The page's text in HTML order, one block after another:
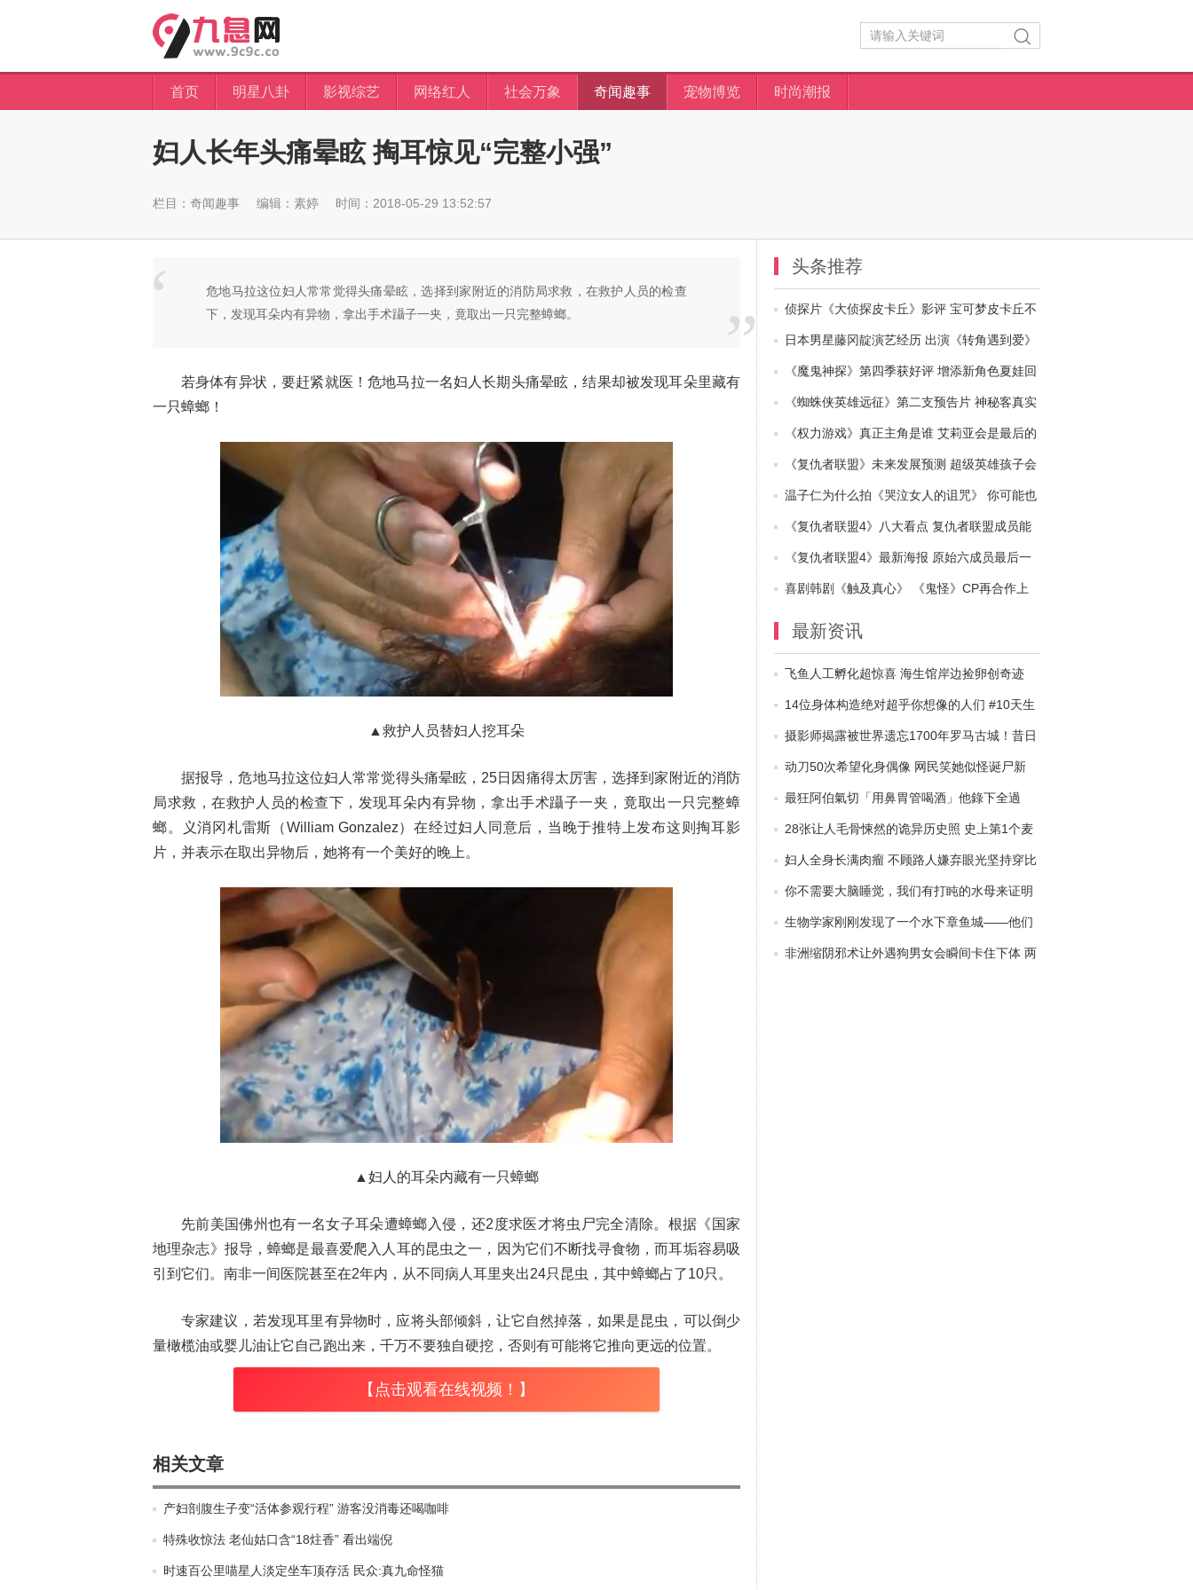
首页 明星八卦 影视综艺 网络红人 社会万象 奇闻趣事 宠物博览 时尚潮报
妇人长年头痛晕眩 掏耳惊见“完整小强”
栏目： 奇闻趣事 编辑：素婷 时间：2018-05-29 13:52:57
危地马拉这位妇人常常觉得头痛晕眩，选择到家附近的消防局求救，在救护人员的检查
下，发现耳朵内有异物，拿出手术躡子一夹，竟取出一只完整蟑螂。
若身体有异状，要赶紧就医！危地马拉一名妇人长期头痛晕眩，结果却被发现耳朵里藏有
一只蟑螂！
▲救护人员替妇人挖耳朵
据报导，危地马拉这位妇人常常觉得头痛晕眩，25日因痛得太厉害，选择到家附近的消防
局求救，在救护人员的检查下，发现耳朵内有异物，拿出手术躡子一夹，竟取出一只完整蟑
螂。义消冈札雷斯（William Gonzalez）在经过妇人同意后，当晚于推特上发布这则掏耳影
片，并表示在取出异物后，她将有一个美好的晚上。
▲妇人的耳朵内藏有一只蟑螂
先前美国佛州也有一名女子耳朵遭蟑螂入侵，还2度求医才将虫尸完全清除。根据《国家
地理杂志》报导，蟑螂是最喜爱爬入人耳的昆虫之一，因为它们不断找寻食物，而耳垢容易吸
引到它们。南非一间医院甚至在2年内，从不同病人耳里夹出24只昆虫，其中蟑螂占了10只。
专家建议，若发现耳里有异物时，应将头部倾斜，让它自然掉落，如果是昆虫，可以倒少
量橄榄油或婴儿油让它自己跑出来，千万不要独自硬挖，否则有可能将它推向更远的位置。
【点击观看在线视频！】
相关文章
产妇剖腹生子变“活体参观行程” 游客没消毒还喝咖啡
特殊收惊法 老仙姑口含“18炷香” 看出端倪
时速百公里喵星人淡定坐车顶存活 民众:真九命怪猫
头条推荐
侦探片《大侦探皮卡丘》影评 宝可梦皮卡丘不
够萌
日本男星藤冈靛演艺经历 出演《转角遇到爱》
名气大增
《魔鬼神探》第四季获好评 增添新角色夏娃回
归剧情核心
《蜘蛛侠英雄远征》第二支预告片 神秘客真实
身份是谁
《权力游戏》真正主角是谁 艾莉亚会是最后的
《复仇者联盟》未来发展预测 超级英雄孩子会
接续传奇吗
温子仁为什么拍《哭泣女人的诅咒》 你可能也
是哭泣的女人
《复仇者联盟4》八大看点 复仇者联盟成员能
否战胜宇宙最强反派
《复仇者联盟4》最新海报 原始六成员最后一
次合照
喜剧韩剧《触及真心》 《鬼怪》CP再合作上
最新资讯
飞鱼人工孵化超惊喜 海生馆岸边捡卵创奇迹
14位身体构造绝对超乎你想像的人们 #10天生
拥有2个阴道生活超困扰...
摄影师揭露被世界遗忘1700年罗马古城！昔日
帝王贵族最爱胜地一夜之间...撼动全球！
动刀50次希望化身偶像 网民笑她似怪诞尸新
最狂阿伯氣切「用鼻胃管喝酒」他錄下全過
程，網友：「太扯了」！
28张让人毛骨悚然的诡异历史照 史上第1个麦
当劳叔叔长得也太恐怖了
妇人全身长满肉瘤 不顾路人嫌弃眼光坚持穿比
基尼去海边...她：为了给孩子榜样！
你不需要大脑睡觉，我们有打盹的水母来证明
它
生物学家刚刚发现了一个水下章鱼城——他们
称之为Octlantis
非洲缩阴邪术让外遇狗男女会瞬间卡住下体 两